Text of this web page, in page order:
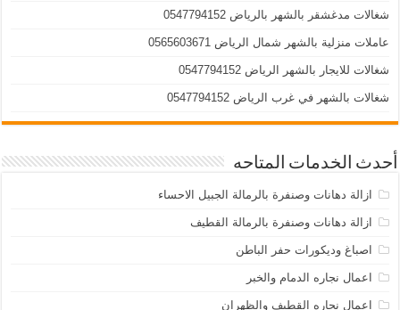
شغالات مدغشقر بالشهر بالرياض 0547794152
عاملات منزلية بالشهر شمال الرياض 0565603671
شغالات للايجار بالشهر الرياض 0547794152
شغالات بالشهر في غرب الرياض 0547794152
أحدث الخدمات المتاحه
ازالة دهانات وصنفرة بالرمالة الجبيل الاحساء
ازالة دهانات وصنفرة بالرمالة القطيف
اصباغ وديكورات حفر الباطن
اعمال نجاره الدمام والخبر
اعمال نجاره القطيف والظهران